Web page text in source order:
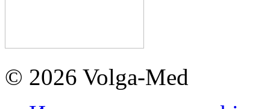
© 2026 Volga-Med